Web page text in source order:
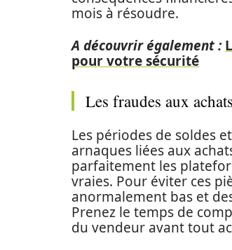
mois à résoudre.
A découvrir également :
pour votre sécurité
Les fraudes aux
Les périodes de soldes
arnaques liées aux
parfaitement les
vraies. Pour éviter ces
anormalement bas et
Prenez le temps de
du vendeur avant tout